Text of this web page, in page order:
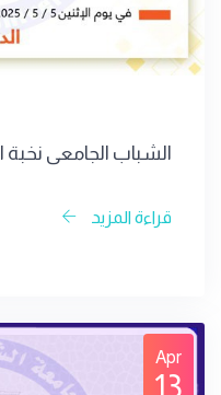
الشباب الجامعي
قراءة المزيد
Apr
13